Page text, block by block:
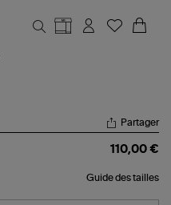
Partager
110,00 €
Guide des tailles